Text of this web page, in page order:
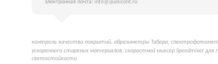
электронная почта: info@qualicont.ru
контроль качества покрытий, абразиметры Табера,
ускоренного старения материалов, скоростной миксер Speedmixer для
светостойкости